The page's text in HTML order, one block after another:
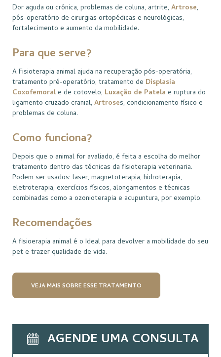
Dor aguda ou crônica, problemas de coluna, artrite, Artrose,
pós-operatório de cirurgias ortopédicas e neurológicas,
fortalecimento e aumento da mobilidade.
Para que serve?
A Fisioterapia animal ajuda na recuperação pós-operatória,
tratamento pré-operatório, tratamento de Displasia
Coxofemorale de cotovelo, Luxação de Patela e ruptura do
ligamento cruzado cranial, Artroses, condicionamento físico e
problemas de coluna.
Como funciona?
Depois que o animal for avaliado, é feita a escolha do melhor
tratamento dentro das técnicas da fisioterapia veterinaria.
Podem ser usados: laser, magnetoterapia, hidroterapia,
eletroterapia, exercícios físicos, alongamentos e técnicas
combinadas como a ozonioterapia e acupuntura, por exemplo.
Recomendações
A fisioerapia animal é o Ideal para devolver a mobilidade do seu
pet e trazer qualidade de vida.
VEJA MAIS SOBRE ESSE TRATAMENTO
AGENDE UMA CONSULTA